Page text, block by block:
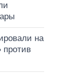
на
против